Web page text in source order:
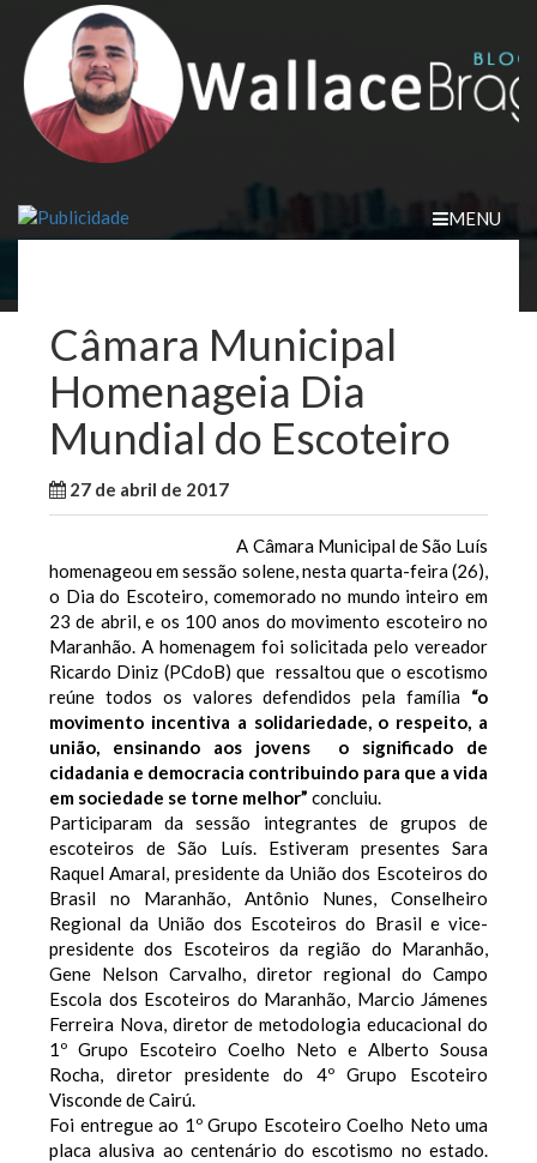
content
MENU
Câmara Municipal
Homenageia Dia
Mundial do Escoteiro
27 de abril de 2017
A Câmara Municipal de São Luís
homenageou em sessão solene, nesta quarta-feira (26),
o Dia do Escoteiro, comemorado no mundo inteiro em
23 de abril, e os 100 anos do movimento escoteiro no
Maranhão. A homenagem foi solicitada pelo vereador
Ricardo Diniz (PCdoB) que ressaltou que o escotismo
reúne todos os valores defendidos pela família “o
movimento incentiva a solidariedade, o respeito, a
união, ensinando aos jovens o significado de
cidadania e democracia contribuindo para que a vida
em sociedade se torne melhor” concluiu.
Participaram da sessão integrantes de grupos de
escoteiros de São Luís. Estiveram presentes Sara
Raquel Amaral, presidente da União dos Escoteiros do
Brasil no Maranhão, Antônio Nunes, Conselheiro
Regional da União dos Escoteiros do Brasil e vice-
presidente dos Escoteiros da região do Maranhão,
Gene Nelson Carvalho, diretor regional do Campo
Escola dos Escoteiros do Maranhão, Marcio Jámenes
Ferreira Nova, diretor de metodologia educacional do
1º Grupo Escoteiro Coelho Neto e Alberto Sousa
Rocha, diretor presidente do 4º Grupo Escoteiro
Visconde de Cairú.
Foi entregue ao 1º Grupo Escoteiro Coelho Neto uma
placa alusiva ao centenário do escotismo no estado.